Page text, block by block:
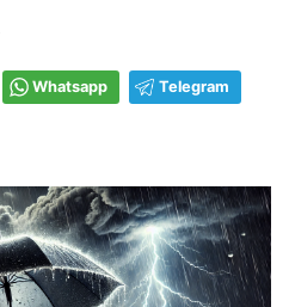
Whatsapp Telegram